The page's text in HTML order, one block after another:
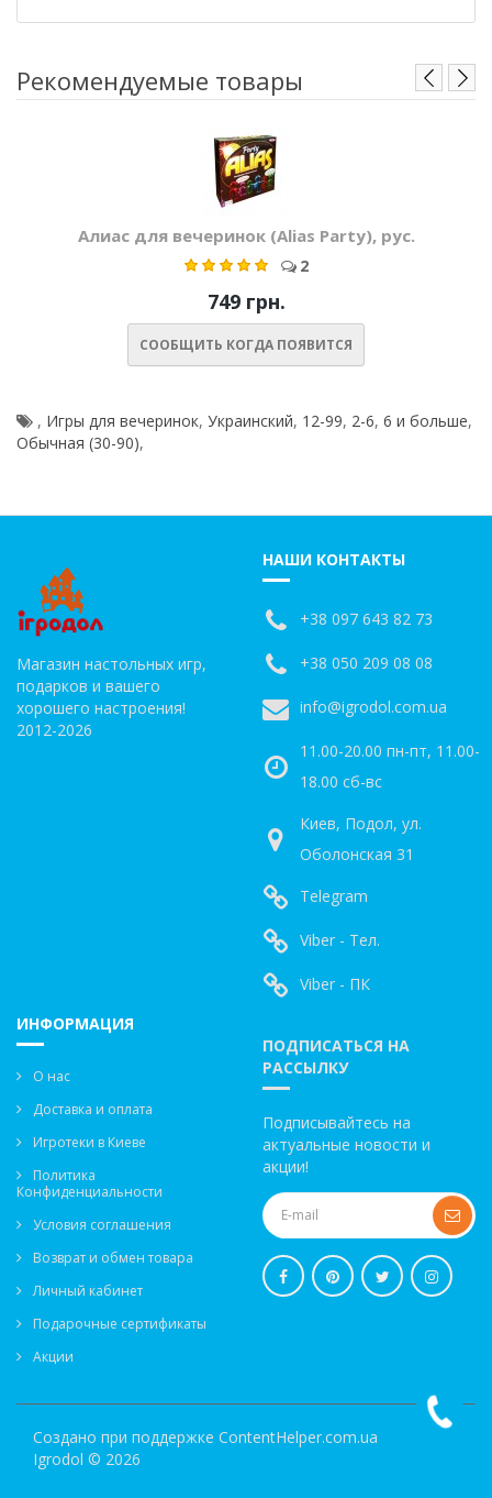
Рекомендуемые товары
Алиас для вечеринок (Alias Party), рус.
2
749 грн.
СООБЩИТЬ КОГДА ПОЯВИТСЯ
, Игры для вечеринок, Украинский, 12-99, 2-6, 6 и больше,
Обычная (30-90),
Магазин настольных игр,
подарков и вашего
хорошего настроения!
2012-2026
НАШИ КОНТАКТЫ
+38 097 643 82 73
+38 050 209 08 08
info@igrodol.com.ua
11.00-20.00 пн-пт, 11.00-
18.00 сб-вс
Киев, Подол, ул.
Оболонская 31
Telegram
Viber - Тел.
Viber - ПК
ИНФОРМАЦИЯ
О нас
Доставка и оплата
Игротеки в Киеве
Политика
Конфиденциальности
Условия соглашения
Возврат и обмен товара
Личный кабинет
Подарочные сертификаты
Акции
ПОДПИСАТЬСЯ НА
РАССЫЛКУ
Подписывайтесь на
актуальные новости и
акции!
Создано при поддержке ContentHelper.com.ua
Igrodol © 2026